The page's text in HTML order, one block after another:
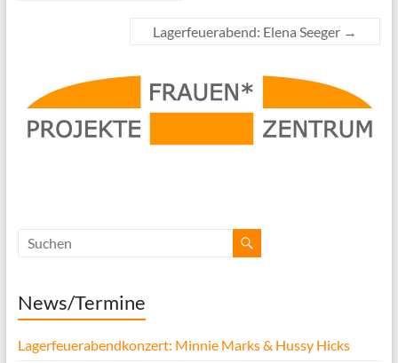
Lagerfeuerabend: Elena Seeger →
News/Termine
Lagerfeuerabendkonzert: Minnie Marks & Hussy Hicks